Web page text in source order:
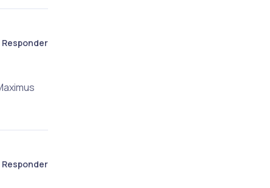
Responder
Responder